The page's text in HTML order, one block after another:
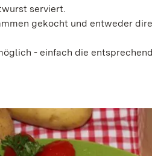
serviert.
gekocht und entweder
- einfach die